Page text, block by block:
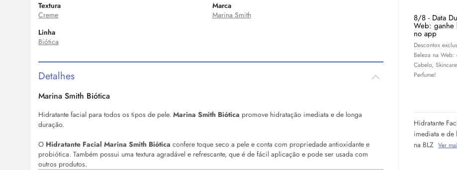
8/8 - Data
Web:
no app
Descontos
Beleza na
Cabelo, Skincare
Perfume!
Hidratante
imediata e de
na BLZ Ver
Textura
Creme
Marca
Marina Smith
Linha
Biótica
Detalhes
Marina Smith Biótica
Hidratante facial para todos os tipos de pele. Marina Smith Biótica promove hidratação imediata e de longa
duração.
O Hidratante Facial Marina Smith Biótica confere toque seco a pele e conta com propriedade antioxidante e
probiótica. Também possui uma textura agradável e refrescante, que é de fácil aplicação e pode ser usada com
outros produtos.